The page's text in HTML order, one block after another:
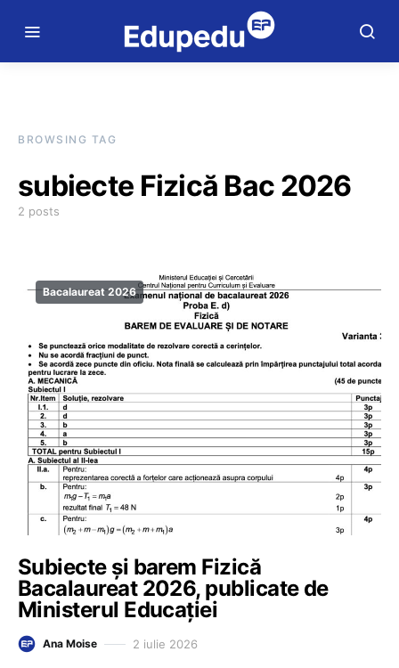
BROWSING TAG
subiecte Fizică Bac 2026
2 posts
Bacalaureat 2026
Subiecte și barem Fizică
Bacalaureat 2026, publicate de
Ministerul Educației
Ana Moise 2 iulie 2026